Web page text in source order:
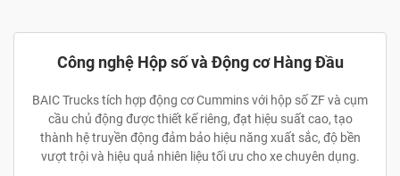
Công nghệ Hộp số và Động cơ Hàng Đầu
BAIC Trucks tích hợp động cơ Cummins với hộp số ZF và cụm
cầu chủ động được thiết kế riêng, đạt hiệu suất cao, tạo
thành hệ truyền động đảm bảo hiệu năng xuất sắc, độ bền
vượt trội và hiệu quả nhiên liệu tối ưu cho xe chuyên dụng.